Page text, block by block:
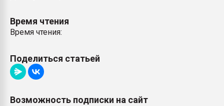
Время чтения
Время чтения:
Поделиться статьей
Возможность подписки на сайт